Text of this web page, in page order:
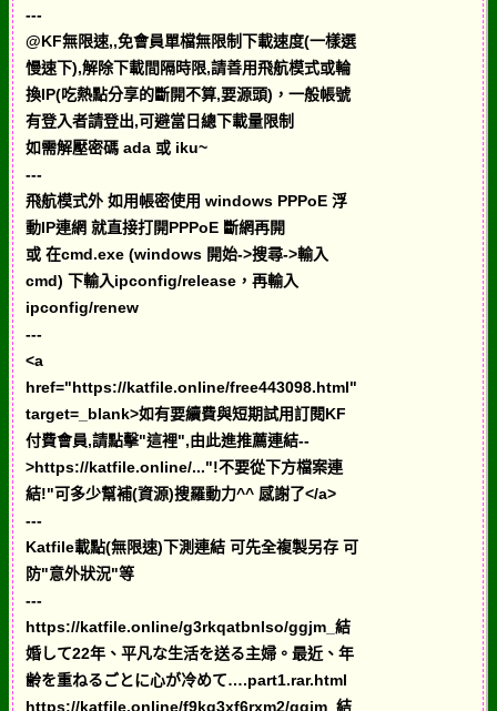
---
@KF無限速,,免會員單檔無限制下載速度(一樣選
慢速下),解除下載間隔時限,請善用飛航模式或輪
換IP(吃熱點分享的斷開不算,要源頭)，一般帳號
有登入者請登出,可避當日總下載量限制
如需解壓密碼 ada 或 iku~
---
飛航模式外 如用帳密使用 windows PPPoE 浮
動IP連網 就直接打開PPPoE 斷網再開
或 在cmd.exe (windows 開始->搜尋->輸入
cmd) 下輸入ipconfig/release，再輸入
ipconfig/renew
---
<a
href="https://katfile.online/free443098.html"
target=_blank>如有要續費與短期試用訂閱KF
付費會員,請點擊"這裡",由此進推薦連結--
>https://katfile.online/..."!不要從下方檔案連
結!"可多少幫補(資源)搜羅動力^^ 感謝了</a>
---
Katfile載點(無限速)下測連結 可先全複製另存 可
防"意外狀況"等
---
https://katfile.online/g3rkqatbnlso/ggjm_結
婚して22年、平凡な生活を送る主婦。最近、年
齢を重ねるごとに心が冷めて….part1.rar.html
https://katfile.online/f9kg3xf6rxm2/ggjm_結